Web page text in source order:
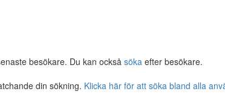
besökare. Du kan också söka efter besökare.
din sökning. Klicka här för att söka bland alla